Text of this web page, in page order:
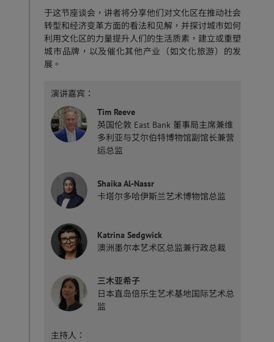
于这节座谈会，讲者将分享他们对文化区在推动社会
转型和经济变革方面的看法和见解，并探讨城市如何
利用文化区的力量提升人们的生活质素，建立或重塑
城市品牌，以及催化其他产业（如文化旅游）的发
展。
演讲嘉宾：
Tim Reeve
英国伦敦 East Bank 董事局主席兼维
多利亚与艾尔伯特博物馆副馆长兼营
运总监
Shaika Al-Nassr
卡塔尔多哈伊斯兰艺术博物馆总监
Katrina Sedgwick
澳洲墨尔本艺术区总监兼行政总裁
三木亚希子
日本直岛倍乐生艺术基地国际艺术总
监
主持人：